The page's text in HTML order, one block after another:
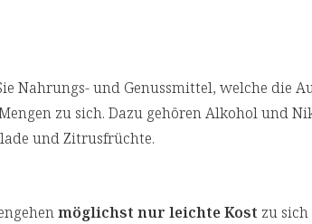
Nahrungs- und Genussmittel, welche die
zu sich. Dazu gehören Alkohol und
und Zitrusfrüchte.
möglichst nur leichte Kost zu